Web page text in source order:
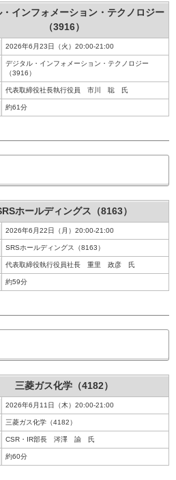
インフォメーション・テクノロジー
（3916）
2026年6月23日（火）20:00-21:00
デジタル・インフォメーション・テクノロジー
（3916）
代表取締役社長執行役員 市川 聡 氏
約61分
ホールディングス（8163）
2026年6月22日（月）20:00-21:00
SRSホールディングス（8163）
代表取締役執行役員社長 重里 政彦 氏
約59分
三菱ガス化学（4182）
2026年6月11日（木）20:00-21:00
三菱ガス化学（4182）
CSR・IR部長 涔澤 諭 氏
約60分